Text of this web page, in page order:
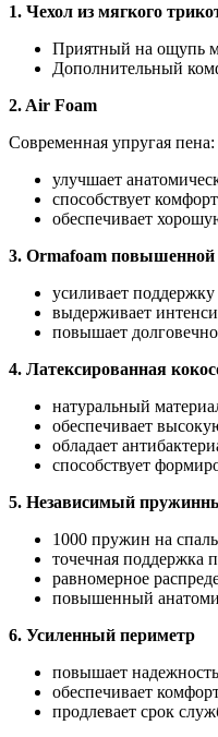
1. Чехол из мягкого
Приятный на ощупь
Дополнительный
2. Air Foam
Современная упругая пена:
улучшает
способствует
обеспечивает
3. Ormafoam повышенной
усиливает
выдерживает
повышает
4. Латексированная
натуральный
обеспечивает
обладает
способствует
5. Независимый
1000 пружин на
точечная поддержка
равномерное
повышенный
6. Усиленный периметр
повышает
обеспечивает
продлевает срок